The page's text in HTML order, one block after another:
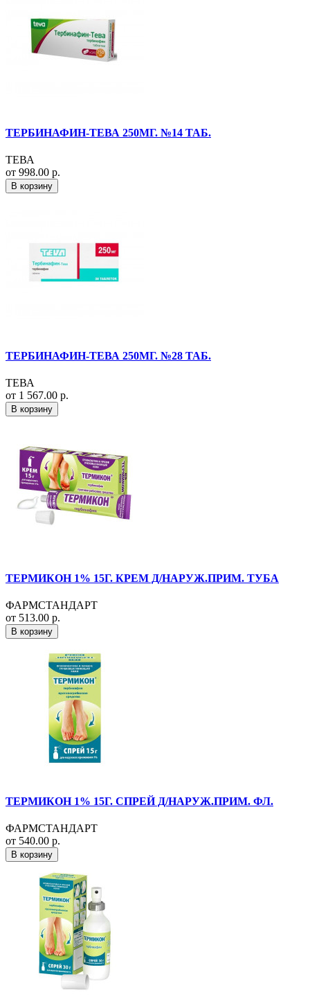
ТЕРБИНАФИН-ТЕВА 250МГ. №14 ТАБ.
ТЕВА
от 998.00 р.
В корзину
ТЕРБИНАФИН-ТЕВА 250МГ. №28 ТАБ.
ТЕВА
от 1 567.00 р.
В корзину
ТЕРМИКОН 1% 15Г. КРЕМ Д/НАРУЖ.ПРИМ. ТУБА
ФАРМСТАНДАРТ
от 513.00 р.
В корзину
ТЕРМИКОН 1% 15Г. СПРЕЙ Д/НАРУЖ.ПРИМ. ФЛ.
ФАРМСТАНДАРТ
от 540.00 р.
В корзину